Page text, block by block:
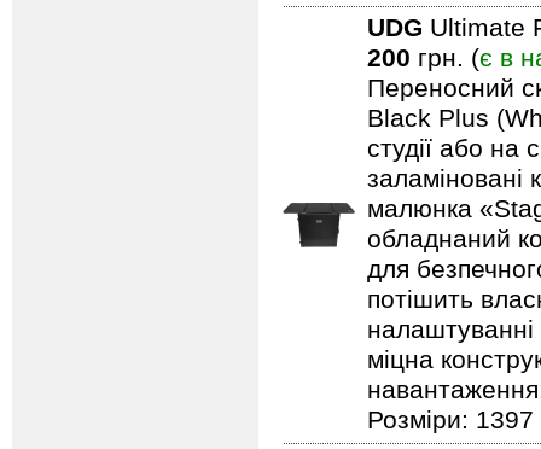
UDG Ultimate
200 грн. (є в
Переносний
Black Plus
студії або на
заламіновані
малюнка
обладнаний
для
потішить
міцна
Розміри: